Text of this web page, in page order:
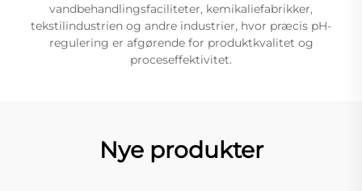
vandbehandlingsfaciliteter, kemikaliefabrikker,
tekstilindustrien og andre industrier, hvor præcis pH-
regulering er afgørende for produktkvalitet og
proceseffektivitet.
Nye produkter